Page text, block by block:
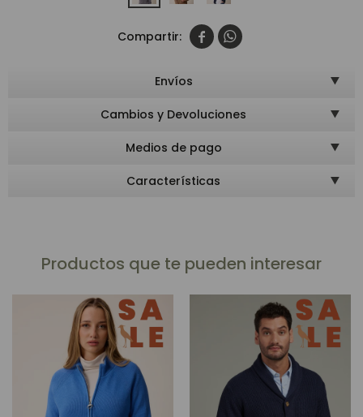
 
Envíos
Cambios y Devoluciones
Medios de pago
Características
Productos que te pueden interesar